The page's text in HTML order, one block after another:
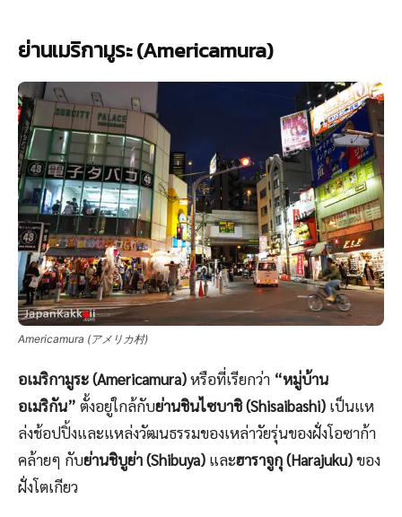
ย่านเมริกามูระ (Americamura)
Americamura (アメリカ村)
อเมริกามูระ (Americamura)หรือที่เรียกว่า “หมู่บ้าน
อเมริกัน” ตั้งอยู่ใกล้กับย่านชินไซบาชิ (Shisaibashi) เป็นแห
ล่งช้อปปิ้งและแหล่งวัฒนธรรมของเหล่าวัยรุ่นของฝั่งโอซาก้า
คล้ายๆ กับย่านชิบูย่า (Shibuya) และฮาราจูกุ (Harajuku)ของ
ฝั่งโตเกียว